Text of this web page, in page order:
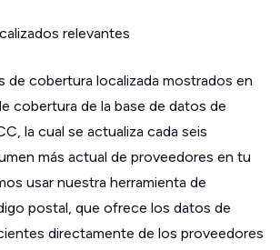
relevantes
de cobertura localizada mostrados en
cobertura de la base de datos de
la cual se actualiza cada seis
más actual de proveedores en tu
usar nuestra herramienta de
postal, que ofrece los datos de
directamente de los proveedores